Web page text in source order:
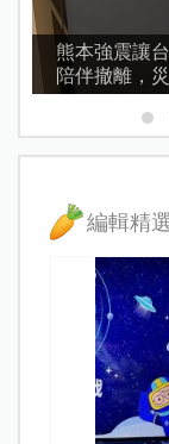
熊本強震讓
陪伴撤離，
編輯精選